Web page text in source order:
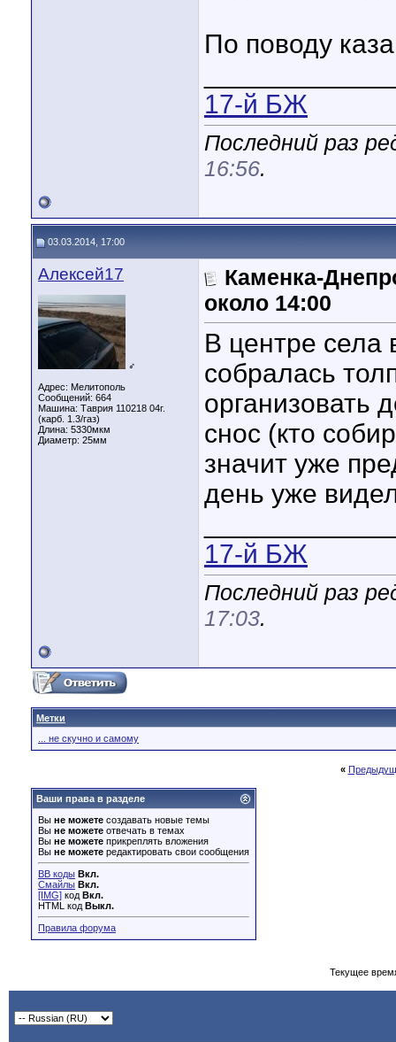
По поводу
17-й БЖ
Последний раз
16:56.
03.03.2014, 17:00
Алексей17
♂
Адрес: Мелитополь
Сообщений: 664
Машина: Таврия 110218 04г.
(карб. 1.3/газ)
Длина: 5330мкм
Диаметр: 25мм
Каменка-
около 14:00
В центре села
собралась
организовать
снос (кто
значит уже
день уже
17-й БЖ
Последний раз
17:03.
Метки
... не скучно и самому
«
Ваши права в разделе
Вы не можете создавать новые темы
Вы не можете отвечать в темах
Вы не можете прикреплять вложения
Вы не можете редактировать свои сообщения
BB коды Вкл.
Смайлы Вкл.
[IMG] код Вкл.
HTML код Выкл.
Правила форума
Текущее